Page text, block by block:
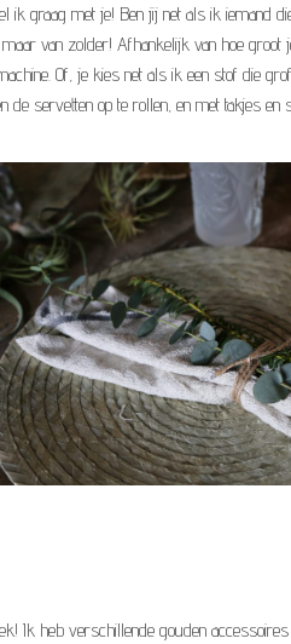
ik graag met je! Ben jij net als ik iemand
van zolder! Afhankelijk van hoe groot
Of, je kies net als ik een stof die
servetten op te rollen, en met takjes en
Ik heb verschillende gouden